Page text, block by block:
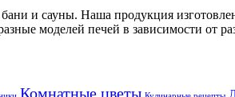
и сауны. Наша продукция
моделей печей в зависимости от
Комнатные цветы